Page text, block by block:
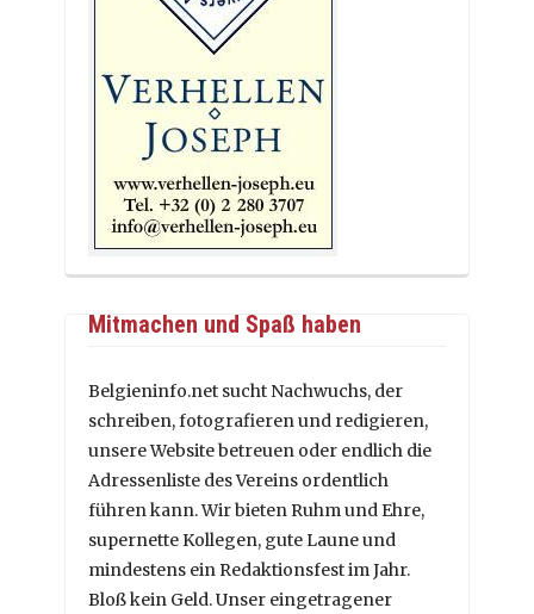
Mitmachen und Spaß haben
Belgieninfo.net sucht Nachwuchs, der
schreiben, fotografieren und redigieren,
unsere Website betreuen oder endlich die
Adressenliste des Vereins ordentlich
führen kann. Wir bieten Ruhm und Ehre,
supernette Kollegen, gute Laune und
mindestens ein Redaktionsfest im Jahr.
Bloß kein Geld. Unser eingetragener